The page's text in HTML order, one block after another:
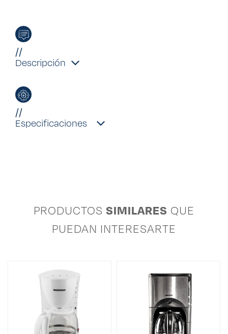
//
Descripción
//
Especificaciones
PRODUCTOS SIMILARES QUE
PUEDAN INTERESARTE